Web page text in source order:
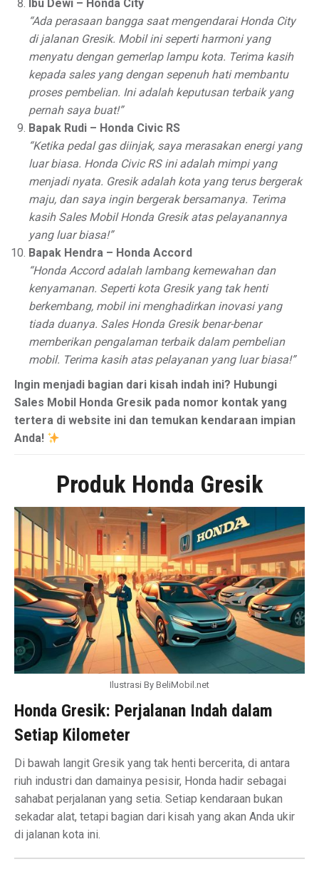
Ibu Dewi – Honda City
“Ada perasaan bangga saat mengendarai Honda City
di jalanan Gresik. Mobil ini seperti harmoni yang
menyatu dengan gemerlap lampu kota. Terima kasih
kepada sales yang dengan sepenuh hati membantu
proses pembelian. Ini adalah keputusan terbaik yang
pernah saya buat!”
Bapak Rudi – Honda Civic RS
“Ketika pedal gas diinjak, saya merasakan energi yang
luar biasa. Honda Civic RS ini adalah mimpi yang
menjadi nyata. Gresik adalah kota yang terus bergerak
maju, dan saya ingin bergerak bersamanya. Terima
kasih Sales Mobil Honda Gresik atas pelayanannya
yang luar biasa!”
Bapak Hendra – Honda Accord
“Honda Accord adalah lambang kemewahan dan
kenyamanan. Seperti kota Gresik yang tak henti
berkembang, mobil ini menghadirkan inovasi yang
tiada duanya. Sales Honda Gresik benar-benar
memberikan pengalaman terbaik dalam pembelian
mobil. Terima kasih atas pelayanan yang luar biasa!”
Ingin menjadi bagian dari kisah indah ini? Hubungi
Sales Mobil Honda Gresik pada nomor kontak yang
tertera di website ini dan temukan kendaraan impian
Anda!
Produk Honda Gresik
Ilustrasi By BeliMobil.net
Honda Gresik: Perjalanan Indah dalam
Setiap Kilometer
Di bawah langit Gresik yang tak henti bercerita, di antara
riuh industri dan damainya pesisir, Honda hadir sebagai
sahabat perjalanan yang setia. Setiap kendaraan bukan
sekadar alat, tetapi bagian dari kisah yang akan Anda ukir
di jalanan kota ini.